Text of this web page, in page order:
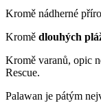
Kromě nádherné
Kromě dlouhých
Kromě varanů, opic
Rescue.
Palawan je pátým